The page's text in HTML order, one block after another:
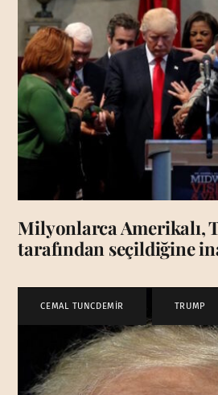
Milyonlarca Amerikalı,
tarafından seçildiğine
CEMAL TUNCDEMİR TRUMP